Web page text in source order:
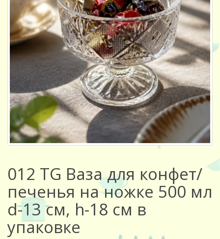
012 TG Ваза для конфет/
печенья на ножке 500 мл
d-13 см, h-18 см в
упаковке